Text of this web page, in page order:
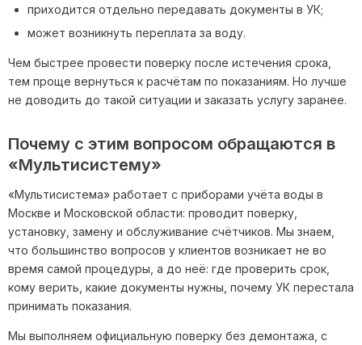
приходится отдельно передавать документы в УК;
может возникнуть переплата за воду.
Чем быстрее провести поверку после истечения срока,
тем проще вернуться к расчётам по показаниям. Но лучше
не доводить до такой ситуации и заказать услугу заранее.
Почему с этим вопросом обращаются в
«Мультисистему»
«Мультисистема» работает с приборами учёта воды в
Москве и Московской области: проводит поверку,
установку, замену и обслуживание счётчиков. Мы знаем,
что большинство вопросов у клиентов возникает не во
время самой процедуры, а до неё: где проверить срок,
кому верить, какие документы нужны, почему УК перестала
принимать показания.
Мы выполняем официальную поверку без демонтажа, с